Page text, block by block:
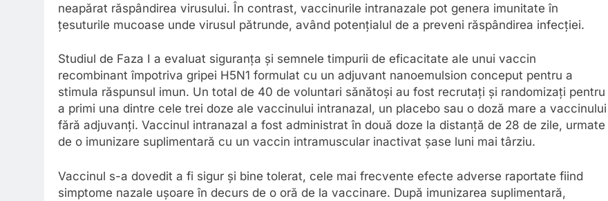
neapărat răspândirea virusului. În contrast, vaccinurile intranazale pot genera imunitate în
țesuturile mucoase unde virusul pătrunde, având potențialul de a preveni răspândirea infecției.
Studiul de Faza I a evaluat siguranța și semnele timpurii de eficacitate ale unui vaccin
recombinant împotriva gripei H5N1 formulat cu un adjuvant nanoemulsion conceput pentru a
stimula răspunsul imun. Un total de 40 de voluntari sănătoși au fost recrutați și randomizați pentru
a primi una dintre cele trei doze ale vaccinului intranazal, un placebo sau o doză mare a vaccinului
fără adjuvanți. Vaccinul intranazal a fost administrat în două doze la distanță de 28 de zile, urmate
de o imunizare suplimentară cu un vaccin intramuscular inactivat șase luni mai târziu.
Vaccinul s-a dovedit a fi sigur și bine tolerat, cele mai frecvente efecte adverse raportate fiind
simptome nazale ușoare în decurs de o oră de la vaccinare. După imunizarea suplimentară,